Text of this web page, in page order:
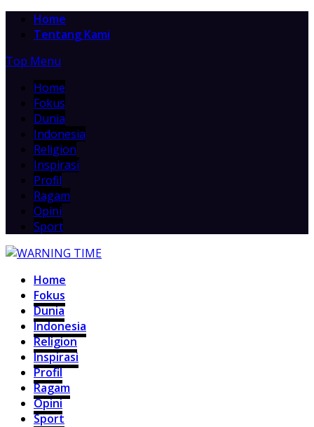
Home
Tentang Kami
Top Menu
Home
Fokus
Dunia
Indonesia
Religion
Inspirasi
Profil
Ragam
Opini
Sport
Home
Fokus
Dunia
Indonesia
Religion
Inspirasi
Profil
Ragam
Opini
Sport